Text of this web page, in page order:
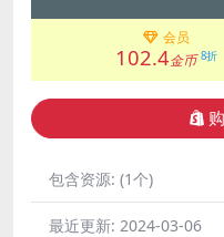
会员
102.4金币 8折
包含资源: (1个)
最近更新: 2024-03-06